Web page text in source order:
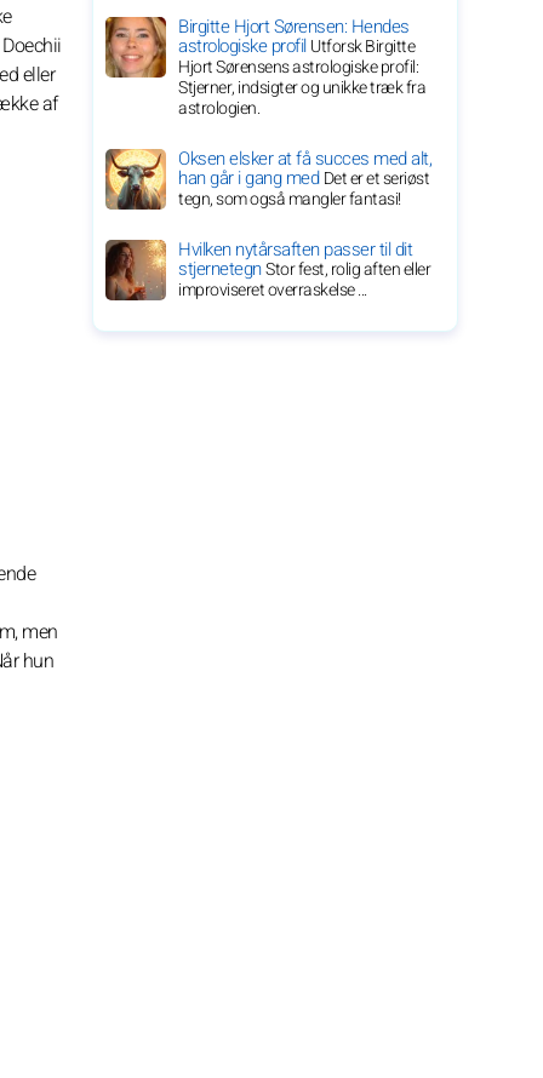
eller
af
men
hun
Birgitte Hjort Sørensen: Hendes
astrologiske profilUtforsk Birgitte
Hjort Sørensens astrologiske profil:
Stjerner, indsigter og unikke træk fra
astrologien.
Oksen elsker at få succes med alt,
han går i gang medDet er et seriøst
tegn, som også mangler fantasi!
Hvilken nytårsaften passer til dit
stjernetegnStor fest, rolig aften eller
improviseret overraskelse ...